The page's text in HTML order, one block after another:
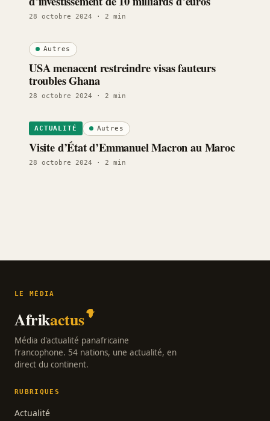
28 octobre 2024 · 2 min
Autres
USA menacent restreindre visas fauteurs
troubles Ghana
28 octobre 2024 · 2 min
ACTUALITÉ Autres
Visite d’État d’Emmanuel Macron au Maroc
28 octobre 2024 · 2 min
LE MÉDIA
Afrikactus
Média d'actualité panafricaine
francophone. 54 nations, une actualité, en
direct du continent.
RUBRIQUES
Actualité